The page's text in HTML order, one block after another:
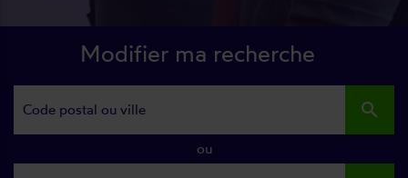
Modifier ma recherche
search
ou